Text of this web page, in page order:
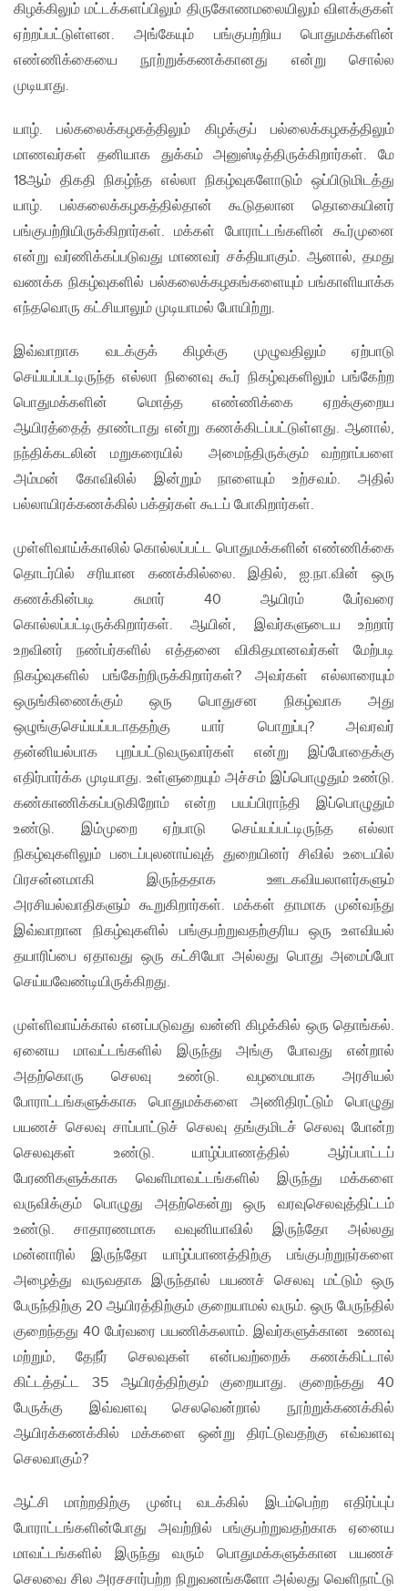
கிழக்கிலும் மட்டக்களப்பிலும் திருகோணமலையிலும் விளக்குகள்
ஏற்றப்பட்டுள்ளன. அங்கேயும் பங்குபற்றிய பொதுமக்களின்
எண்ணிக்கையை நூற்றுக்கணக்கானது என்று சொல்ல
முடியாது.
யாழ். பல்கலைக்கழகத்திலும் கிழக்குப் பல்லைக்கழகத்திலும்
மாணவர்கள் தனியாக துக்கம் அனுஸ்டித்திருக்கிறார்கள். மே
18ஆம் திகதி நிகழ்ந்த எல்லா நிகழ்வுகளோடும் ஒப்பிடுமிடத்து
யாழ். பல்கலைக்கழகத்தில்தான் கூடுதலான தொகையினர்
பங்குபற்றியிருக்கிறார்கள். மக்கள் போராட்டங்களின் கூர்முனை
என்று வர்ணிக்கப்படுவது மாணவர் சக்தியாகும். ஆனால், தமது
வணக்க நிகழ்வுகளில் பல்கலைக்கழகங்களையும் பங்காளியாக்க
எந்தவொரு கட்சியாலும் முடியாமல் போயிற்று.
இவ்வாறாக வடக்குக் கிழக்கு முழுவதிலும் ஏற்பாடு
செய்யப்பட்டிருந்த எல்லா நினைவு கூர் நிகழ்வுகளிலும் பங்கேற்ற
பொதுமக்களின் மொத்த எண்ணிக்கை ஏறக்குறைய
ஆயிரத்தைத் தாண்டாது என்று கணக்கிடப்பட்டுள்ளது. ஆனால்,
நந்திக்கடலின் மறுகரையில் அமைந்திருக்கும் வற்றாப்பளை
அம்மன் கோவிலில் இன்றும் நாளையும் உற்சவம். அதில்
பல்லாயிரக்கணக்கில் பக்தர்கள் கூடப் போகிறார்கள்.
முள்ளிவாய்க்காலில் கொல்லப்பட்ட பொதுமக்களின் எண்ணிக்கை
தொடர்பில் சரியான கணக்கில்லை. இதில், ஐ.நா.வின் ஒரு
கணக்கின்படி சுமார் 40 ஆயிரம் பேர்வரை
கொல்லப்பட்டிருக்கிறார்கள். ஆயின், இவர்களுடைய உற்றார்
உறவினர் நண்பர்களில் எத்தனை விகிதமானவர்கள் மேற்படி
நிகழ்வுகளில் பங்கேற்றிருக்கிறார்கள்? அவர்கள் எல்லாரையும்
ஒருங்கிணைக்கும் ஒரு பொதுசன நிகழ்வாக அது
ஒழுங்குசெய்யப்படாததற்கு யார் பொறுப்பு? அவரவர்
தன்னியல்பாக புறப்பட்டுவருவார்கள் என்று இப்போதைக்கு
எதிர்பார்க்க முடியாது. உள்ளுறையும் அச்சம் இப்பொழுதும் உண்டு.
கண்காணிக்கப்படுகிறோம் என்ற பயப்பிராந்தி இப்பொழுதும்
உண்டு. இம்முறை ஏற்பாடு செய்யப்பட்டிருந்த எல்லா
நிகழ்வுகளிலும் படைப்புலனாய்வுத் துறையினர் சிவில் உடையில்
பிரசன்னமாகி இருந்ததாக ஊடகவியலாளர்களும்
அரசியல்வாதிகளும் கூறுகிறார்கள். மக்கள் தாமாக முன்வந்து
இவ்வாறான நிகழ்வுகளில் பங்குபற்றுவதற்குரிய ஒரு உளவியல்
தயாரிப்பை ஏதாவது ஒரு கட்சியோ அல்லது பொது அமைப்போ
செய்யவேண்டியிருக்கிறது.
முள்ளிவாய்க்கால் எனப்படுவது வன்னி கிழக்கில் ஒரு தொங்கல்.
ஏனைய மாவட்டங்களில் இருந்து அங்கு போவது என்றால்
அதற்கொரு செலவு உண்டு. வழமையாக அரசியல்
போராட்டங்களுக்காக பொதுமக்களை அணிதிரட்டும் பொழுது
பயணச் செலவு சாப்பாட்டுச் செலவு தங்குமிடச் செலவு போன்ற
செலவுகள் உண்டு. யாழ்ப்பாணத்தில் ஆர்ப்பாட்டப்
பேரணிகளுக்காக வெளிமாவட்டங்களில் இருந்து மக்களை
வருவிக்கும் பொழுது அதற்கென்று ஒரு வரவுசெலவுத்திட்டம்
உண்டு. சாதாரணமாக வவுனியாவில் இருந்தோ அல்லது
மன்னாரில் இருந்தோ யாழ்ப்பாணத்திற்கு பங்குபற்றுநர்களை
அழைத்து வருவதாக இருந்தால் பயணச் செலவு மட்டும் ஒரு
பேருந்திற்கு 20 ஆயிரத்திற்கும் குறையாமல் வரும். ஒரு பேருந்தில்
குறைந்தது 40 பேர்வரை பயணிக்கலாம். இவர்களுக்கான உணவு
மற்றும், தேநீர் செலவுகள் என்பவற்றைக் கணக்கிட்டால்
கிட்டத்தட்ட 35 ஆயிரத்திற்கும் குறையாது. குறைந்தது 40
பேருக்கு இவ்வளவு செலவென்றால் நூற்றுக்கணக்கில்
ஆயிரக்கணக்கில் மக்களை ஒன்று திரட்டுவதற்கு எவ்வளவு
செலவாகும்?
ஆட்சி மாற்றதிற்கு முன்பு வடக்கில் இடம்பெற்ற எதிர்ப்புப்
போராட்டங்களின்போது அவற்றில் பங்குபற்றுவதற்காக ஏனைய
மாவட்டங்களில் இருந்து வரும் பொதுமக்களுக்கான பயணச்
செலவை சில அரசசார்பற்ற நிறுவனங்களோ அல்லது வெளிநாட்டு